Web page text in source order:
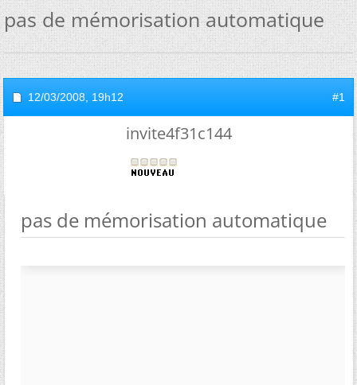
pas de mémorisation automatique
12/03/2008, 19h12 #1
invite4f31c144
pas de mémorisation automatique